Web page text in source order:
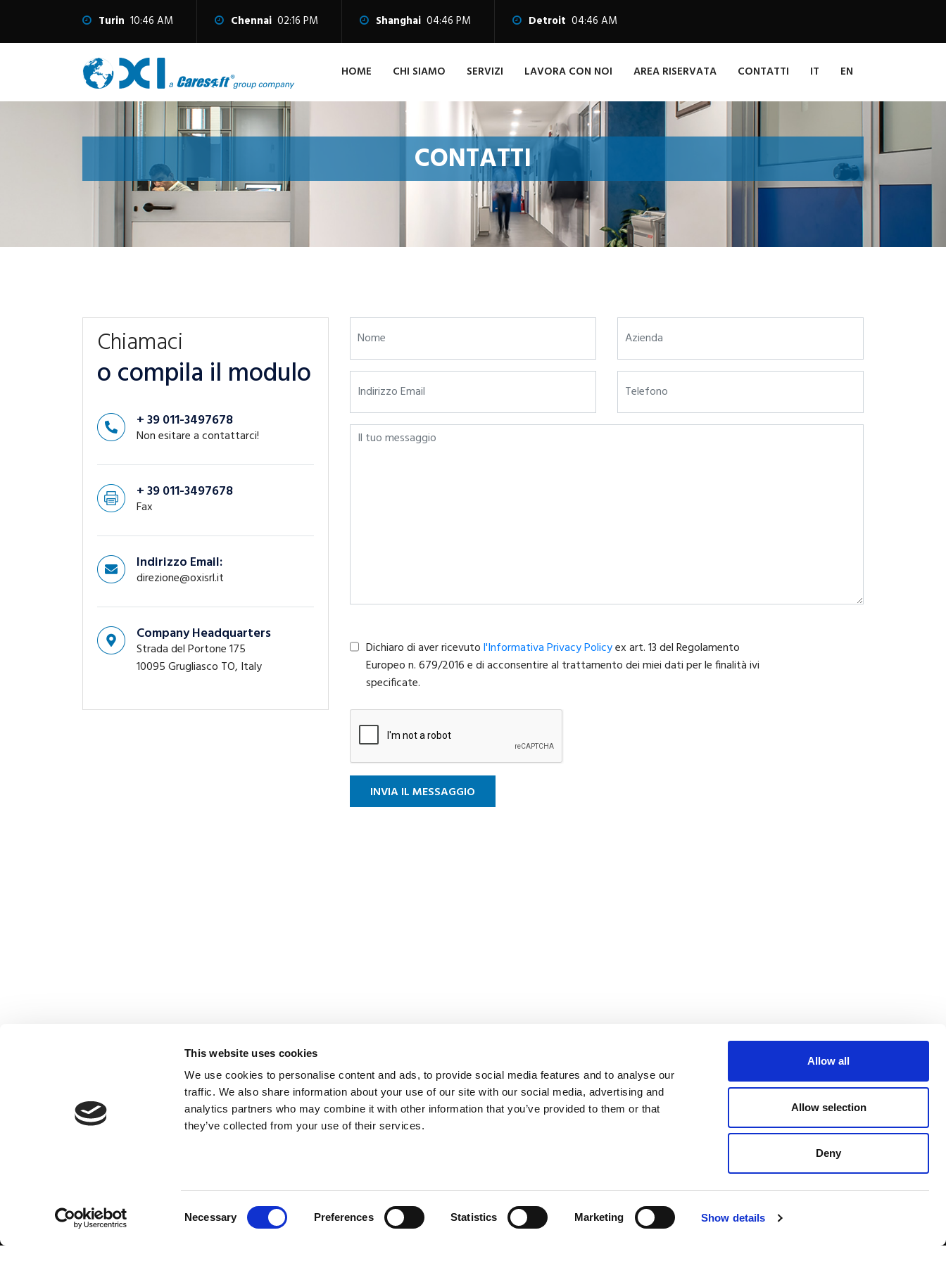
This website uses cookies
We use cookies to personalise content and ads, to provide social media features and to analyse our
traffic. We also share information about your use of our site with our social media, advertising and
analytics partners who may combine it with other information that you’ve provided to them or that
they’ve collected from your use of their services.
Necessary Preferences Statistics Marketing Show details
Allow all
Allow selection
Deny
Turin 10:46 AM Chennai 02:16 PM Shanghai 04:46 PM Detroit 04:46 AM
HOME CHI SIAMO SERVIZI LAVORA CON NOI AREA RISERVATA CONTATTI IT EN
CONTATTI
Chiamaci
o compila il modulo
+ 39 011-3497678
Non esitare a contattarci!
+ 39 011-3497678
Fax
Indirizzo Email:
direzione@oxisrl.it
Company Headquarters
Strada del Portone 175
10095 Grugliasco TO, Italy
Dichiaro di aver ricevutol'Informativa Privacy Policyex art. 13 del Regolamento
Europeo n. 679/2016 e di acconsentire al trattamento dei miei dati per le finalità ivi
specificate.
INVIA IL MESSAGGIO
Insightful perspectives of every car from every global auto show.